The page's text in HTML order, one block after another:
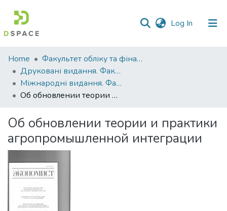
Log In (current)
Communities
&
Collections
Statistics
Home
Факультет обліку та фінансів
Друковані видання. Факультет обліку та фінансів
Міжнародні видання. Факультет обліку та фінансів
Об обновлении теории и практики агропромышленной интеграции
Об обновлении теории и практики
агропромышленной интеграции